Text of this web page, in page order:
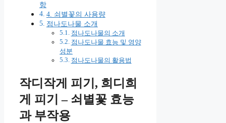
항
4. 쇠별꽃의 사용량
점나도나물 소개
점나도나물의 소개
점나도나물 효능 및 영양
성분
점나도나물의 활용법
작디작게 피기, 희디희
게 피기 – 쇠별꽃 효능
과 부작용